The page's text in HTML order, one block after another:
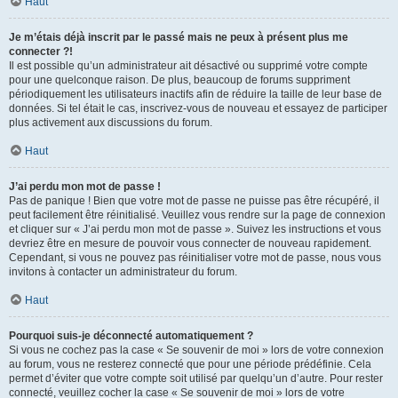
Je m’étais déjà inscrit par le passé mais ne peux à présent plus me
connecter ?!
Il est possible qu’un administrateur ait désactivé ou supprimé votre compte
pour une quelconque raison. De plus, beaucoup de forums suppriment
périodiquement les utilisateurs inactifs afin de réduire la taille de leur base de
données. Si tel était le cas, inscrivez-vous de nouveau et essayez de participer
plus activement aux discussions du forum.
Haut
J’ai perdu mon mot de passe !
Pas de panique ! Bien que votre mot de passe ne puisse pas être récupéré, il
peut facilement être réinitialisé. Veuillez vous rendre sur la page de connexion
et cliquer sur « J’ai perdu mon mot de passe ». Suivez les instructions et vous
devriez être en mesure de pouvoir vous connecter de nouveau rapidement.
Cependant, si vous ne pouvez pas réinitialiser votre mot de passe, nous vous
invitons à contacter un administrateur du forum.
Haut
Pourquoi suis-je déconnecté automatiquement ?
Si vous ne cochez pas la case « Se souvenir de moi » lors de votre connexion
au forum, vous ne resterez connecté que pour une période prédéfinie. Cela
permet d’éviter que votre compte soit utilisé par quelqu’un d’autre. Pour rester
connecté, veuillez cocher la case « Se souvenir de moi » lors de votre